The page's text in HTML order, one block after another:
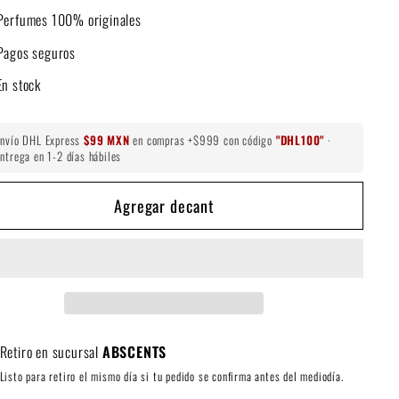
100% originales
seguros
stock
DHL Express $99 MXN en compras +$999 con código "DHL100" ·
en 1-2 días hábiles
Agregar decant
Retiro en sucursal ABSCENTS
Listo para retiro el mismo día si tu pedido se confirma antes del mediodía.